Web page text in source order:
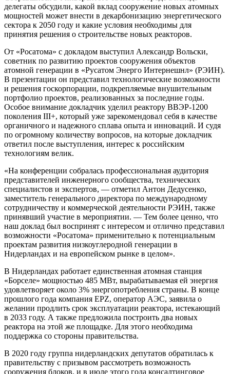
делегаты обсудили, какой вклад сооружение новых атомных
мощностей может внести в декарбонизацию энергетического
сектора к 2050 году и какие условия необходимы для
принятия решения о строительстве новых реакторов.
От «Росатома» с докладом выступил Александр Вольски,
советник по развитию проектов сооружения объектов
атомной генерации в «Русатом Энерго Интернешнл» (РЭИН).
В презентации он представил технологические возможности
и решения госкорпорации, подкрепляемые внушительным
портфолио проектов, реализованных за последние годы.
Особое внимание докладчик уделил реактору ВВЭР-1200
поколения III+, который уже зарекомендовал себя в качестве
органичного и надежного сплава опыта и инноваций. И судя
по огромному количеству вопросов, на которые докладчик
ответил после выступления, интерес к российским
технологиям велик.
«На конференции собралась профессиональная аудитория
представителей инженерного сообщества, технических
специалистов и экспертов, — отметил Антон Дедусенко,
заместитель генерального директора по международному
сотрудничеству и коммерческой деятельности РЭИН, также
принявший участие в мероприятии. — Тем более ценно, что
наш доклад был воспринят с интересом и отлично представил
возможности «Росатома» применительно к потенциальным
проектам развития низкоуглеродной генерации в
Нидерландах и на европейском рынке в целом».
В Нидерландах работает единственная атомная станция
«Борселе» мощностью 485 МВт, вырабатываемая ей энергия
удовлетворяет около 3% энергопотребления страны. В конце
прошлого года компания EPZ, оператор АЭС, заявила о
желании продлить срок эксплуатации реактора, истекающий
в 2033 году. А также предложила построить два новых
реактора на этой же площадке. Для этого необходима
поддержка со стороны правительства.
В 2020 году группа нидерландских депутатов обратилась к
правительству с призывом рассмотреть возможность
сооружения блоков, и в июле этого года консалтинговое